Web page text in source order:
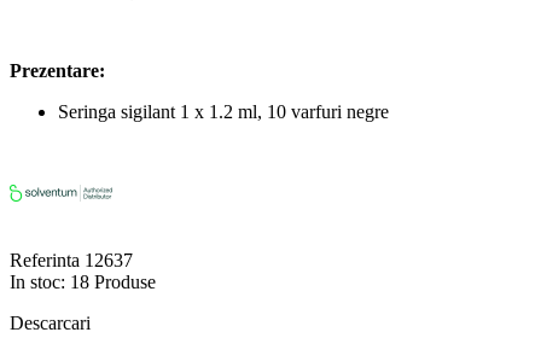
Prezentare:
Seringa sigilant 1 x 1.2 ml, 10 varfuri negre
Referinta 12637
In stoc: 18 Produse
Descarcari